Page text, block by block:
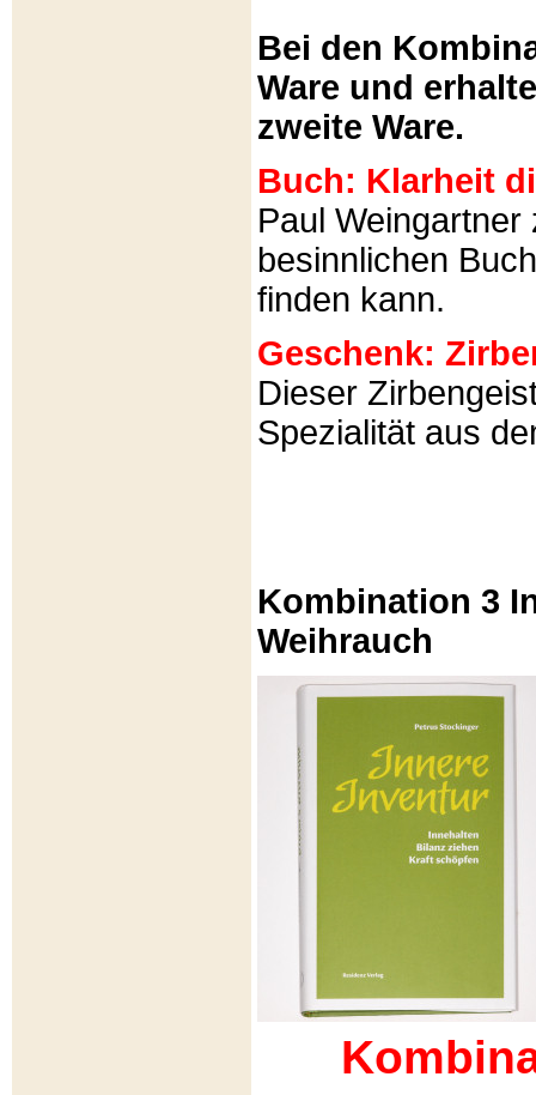
Bei den
Ware und
zweite Ware.
Buch: Klarheit
Paul
besinnlichen
finden kann.
Geschenk:
Dieser
Spezialität aus
Kombination 3
Weihrauch